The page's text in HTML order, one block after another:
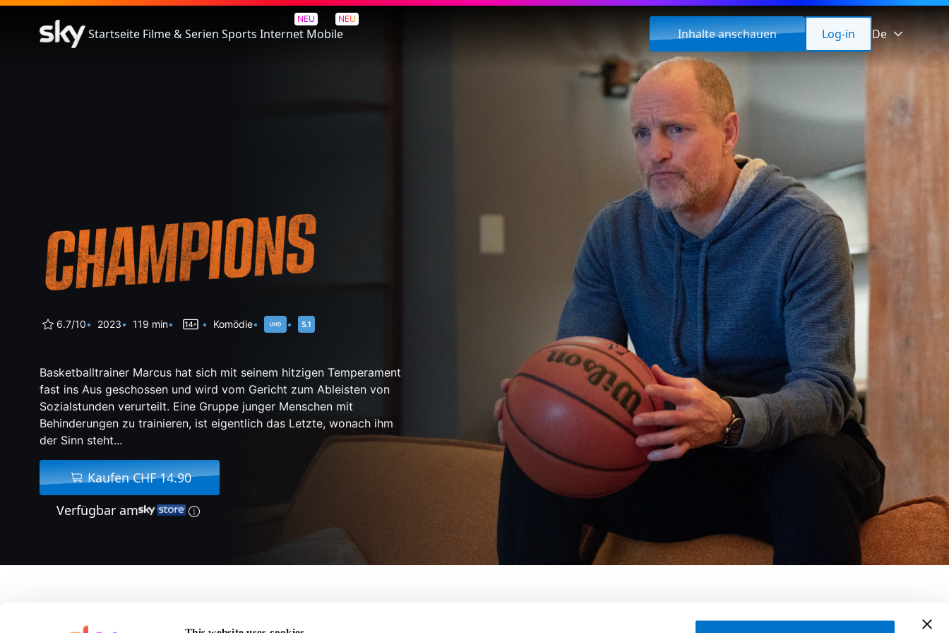
Startseite Filme & Serien Sports
NEU
Internet
NEU
Mobile Inhalte anschauen Log-in De
Champions
6.7/10 2023 119 min Komödie
Basketballtrainer Marcus hat sich mit seinem hitzigen Temperament
fast ins Aus geschossen und wird vom Gericht zum Ableisten von
Sozialstunden verurteilt. Eine Gruppe junger Menschen mit
Behinderungen zu trainieren, ist eigentlich das Letzte, wonach ihm
der Sinn steht...
Kaufen CHF 14.90
Verfügbar am